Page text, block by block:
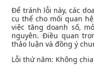
Để tránh lỗi này, các
cụ thể cho mối quan
việc tăng doanh số,
nguyên. Điều quan
thảo luận và đồng ý
Lỗi thứ năm: Không